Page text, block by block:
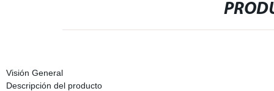
Visión General
Descripción del producto